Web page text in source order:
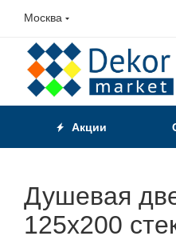
Москва
Акции
Душевая
125х200